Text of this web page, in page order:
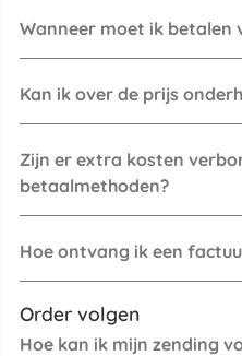
Wanneer moet ik betalen
Kan ik over de prijs
Zijn er extra kosten
betaalmethoden?
Hoe ontvang ik een
Order volgen
Hoe kan ik mijn zending